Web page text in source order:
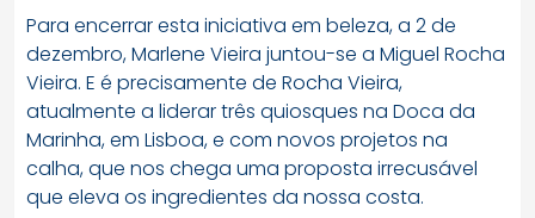
Para encerrar esta iniciativa em beleza, a 2 de
dezembro, Marlene Vieira juntou-se a Miguel Rocha
Vieira. E é precisamente de Rocha Vieira,
atualmente a liderar três quiosques na Doca da
Marinha, em Lisboa, e com novos projetos na
calha, que nos chega uma proposta irrecusável
que eleva os ingredientes da nossa costa.